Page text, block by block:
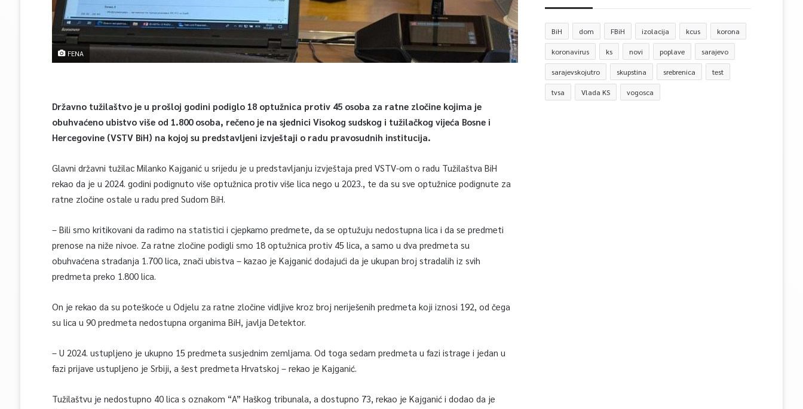
FENA
Državno tužilaštvo je u prošloj godini podiglo 18 optužnica protiv 45 osoba za ratne zločine kojima je
obuhvaćeno ubistvo više od 1.800 osoba, rečeno je na sjednici Visokog sudskog i tužilačkog vijeća Bosne i
Hercegovine (VSTV BiH) na kojoj su predstavljeni izvještaji o radu pravosudnih institucija.
Glavni državni tužilac Milanko Kajganić u srijedu je u predstavljanju izvještaja pred VSTV-om o radu Tužilaštva BiH
rekao da je u 2024. godini podignuto više optužnica protiv više lica nego u 2023., te da su sve optužnice podignute za
ratne zločine ostale u radu pred Sudom BiH.
– Bili smo kritikovani da radimo na statistici i cjepkamo predmete, da se optužuju nedostupna lica i da se predmeti
prenose na niže nivoe. Za ratne zločine podigli smo 18 optužnica protiv 45 lica, a samo u dva predmeta su
obuhvaćena stradanja 1.700 lica, znači ubistva – kazao je Kajganić dodajući da je ukupan broj stradalih iz svih
predmeta preko 1.800 lica.
On je rekao da su poteškoće u Odjelu za ratne zločine vidljive kroz broj neriješenih predmeta koji iznosi 192, od čega
su lica u 90 predmeta nedostupna organima BiH, javlja Detektor.
– U 2024. ustupljeno je ukupno 15 predmeta susjednim zemljama. Od toga sedam predmeta u fazi istrage i jedan u
fazi prijave ustupljeno je Srbiji, a šest predmeta Hrvatskoj – rekao je Kajganić.
Tužilaštvu je nedostupno 40 lica s oznakom “A” Haškog tribunala, a dostupno 73, rekao je Kajganić i dodao da je
BiH dom FBiH izolacija kcus korona
koronavirus ks novi poplave sarajevo
sarajevskojutro skupstina srebrenica test
tvsa Vlada KS vogosca